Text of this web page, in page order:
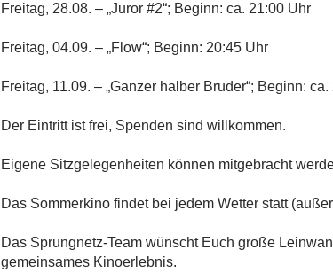
Freitag, 28.08. – „Juror #2“; Beginn: ca. 21:00 Uhr
Freitag, 04.09. – „Flow“; Beginn: 20:45 Uhr
Freitag, 11.09. – „Ganzer halber Bruder“; Beginn:
Der Eintritt ist frei, Spenden sind willkommen.
Eigene Sitzgelegenheiten können mitgebracht
Das Sommerkino findet bei jedem Wetter statt
Das Sprungnetz-Team wünscht Euch große
gemeinsames Kinoerlebnis.